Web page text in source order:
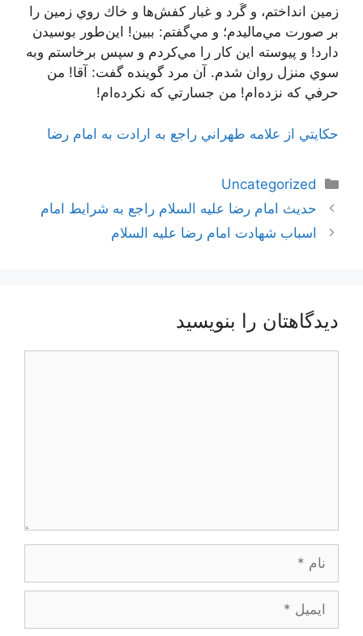
زمين انداختم، و گَرد و غبار كفش‌ها و خاك روي زمين را
بر صورت مي‌ماليدم؛ و مي‌گفتم: ببين! اين‌طور بوسيدن
دارد! و پيوسته اين كار را مي‌كردم و سپس برخاستم وبه‌
سوي منزل روان شدم. آن مرد گوينده گفت: آقا! من
حرفي كه نزده‌ام! من جسارتي كه نكرده‌ام!
حكايتي از علامه طهراني راجع به ارادت به امام رضا
دسته‌ها
Uncategorized
ناوبری
نوشته‌ها
حديث امام رضا علیه السلام راجع به شرايط امام‏
اسباب شهادت امام رضا علیه السلام
دیدگاهتان را بنویسید